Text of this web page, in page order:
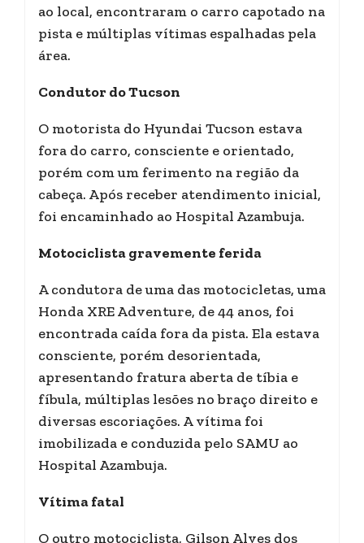
ao local, encontraram o carro capotado na
pista e múltiplas vítimas espalhadas pela
área.
Condutor do Tucson
O motorista do Hyundai Tucson estava
fora do carro, consciente e orientado,
porém com um ferimento na região da
cabeça. Após receber atendimento inicial,
foi encaminhado ao Hospital Azambuja.
Motociclista gravemente ferida
A condutora de uma das motocicletas, uma
Honda XRE Adventure, de 44 anos, foi
encontrada caída fora da pista. Ela estava
consciente, porém desorientada,
apresentando fratura aberta de tíbia e
fíbula, múltiplas lesões no braço direito e
diversas escoriações. A vítima foi
imobilizada e conduzida pelo SAMU ao
Hospital Azambuja.
Vítima fatal
O outro motociclista, Gilson Alves dos